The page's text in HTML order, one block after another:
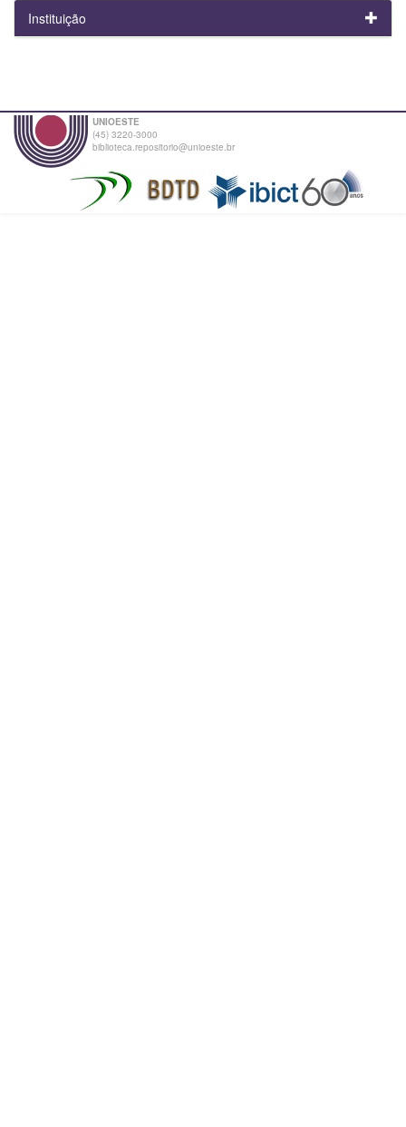
Instituição
UNIOESTE
(45) 3220-3000
biblioteca.repositorio@unioeste.br